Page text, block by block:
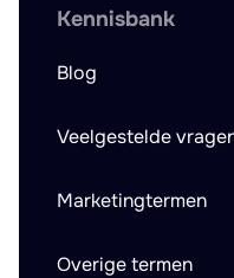
Kennisbank
Blog
Veelgestelde
Marketingtermen
Overige termen